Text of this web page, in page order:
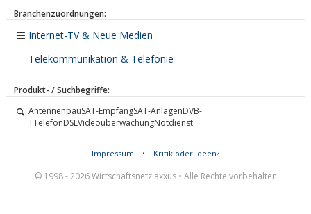
Branchenzuordnungen:
Internet-TV & Neue Medien
Telekommunikation & Telefonie
Produkt- / Suchbegriffe:
AntennenbauSAT-EmpfangSAT-AnlagenDVB-
TTelefonDSLVideoüberwachungNotdienst
Impressum • Kritik oder Ideen?
© 1998 - 2026 Wirtschaftsnetz axxus • Alle Rechte vorbehalten